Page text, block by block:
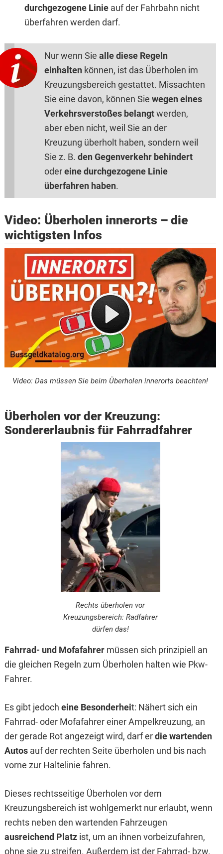
durchgezogene Linieauf der Fahrbahn nicht
überfahren werden darf.
Nur wenn Sie alle diese Regeln
einhalten können, ist das Überholen im
Kreuzungsbereich gestattet. Missachten
Sie eine davon, können Sie wegen eines
Verkehrsverstoßes belangtwerden,
aber eben nicht, weil Sie an der
Kreuzung überholt haben, sondern weil
Sie z. B. den Gegenverkehr behindert
odereine durchgezogene Linie
überfahren haben.
Video: Überholen innerorts – die
wichtigsten Infos
Video: Das müssen Sie beim Überholen innerorts beachten!
Überholen vor der Kreuzung:
Sondererlaubnis für Fahrradfahrer
Rechts überholen vor
Kreuzungsbereich: Radfahrer
dürfen das!
Fahrrad- und Mofafahrermüssen sich prinzipiell an
die gleichen Regeln zum Überholen halten wie Pkw-
Fahrer.
Es gibt jedoch eine Besonderheit: Nähert sich ein
Fahrrad- oder Mofafahrer einer Ampelkreuzung, an
der gerade Rot angezeigt wird, darf erdie wartenden
Autosauf der rechten Seite überholen und bis nach
vorne zur Haltelinie fahren.
Dieses rechtsseitige Überholen vor dem
Kreuzungsbereich ist wohlgemerkt nur erlaubt, wenn
rechts neben den wartenden Fahrzeugen
ausreichend Platzist, um an ihnen vorbeizufahren,
ohne sie zu streifen. Außerdem ist der Fahrrad- bzw.